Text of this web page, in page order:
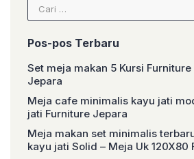
untuk:
Pos-pos Terbaru
Set meja makan 5 Kursi
Jepara
Meja cafe minimalis kayu jati
jati Furniture Jepara
Meja makan set minimalis
kayu jati Solid – Meja Uk 120X80